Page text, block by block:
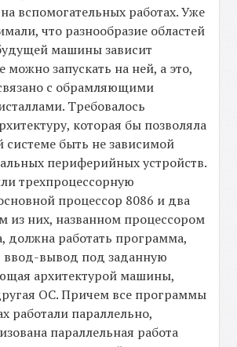
вспомогательных работах. Уже
что разнообразие областей
машины зависит
можно запускать на ней, а это,
с обрамляющими
Требовалось
которая бы позволяла
системе быть не зависимой
периферийных устройств.
трехпроцессорную
процессор 8086 и два
из них, названном процессором
должна работать программа,
вывод под заданную
архитектурой машины,
ОС. Причем все программы
работали параллельно,
параллельная работа